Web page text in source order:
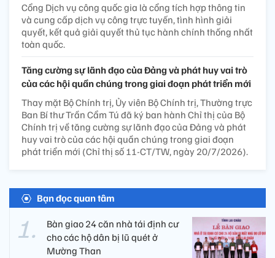
Cổng Dịch vụ công quốc gia là cổng tích hợp thông tin
và cung cấp dịch vụ công trực tuyến, tình hình giải
quyết, kết quả giải quyết thủ tục hành chính thống nhất
toàn quốc.
Tăng cường sự lãnh đạo của Đảng và phát huy vai trò
của các hội quần chúng trong giai đoạn phát triển mới
Thay mặt Bộ Chính trị, Ủy viên Bộ Chính trị, Thường trực
Ban Bí thư Trần Cẩm Tú đã ký ban hành Chỉ thị của Bộ
Chính trị về tăng cường sự lãnh đạo của Đảng và phát
huy vai trò của các hội quần chúng trong giai đoạn
phát triển mới (Chỉ thị số 11-CT/TW, ngày 20/7/2026).
Bạn đọc quan tâm
Bàn giao 24 căn nhà tái định cư
cho các hộ dân bị lũ quét ở
Mường Than